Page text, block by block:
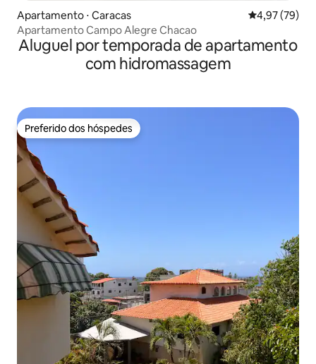
Apartamento ⋅ Caracas 4,97 de uma
4,97 (79)
Apartamento Campo Alegre Chacao
Aluguel por temporada de apartamento
com hidromassagem
Preferido dos hóspedes
Preferido dos hóspedes